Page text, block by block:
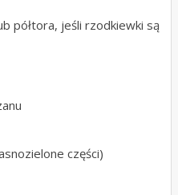
półtora, jeśli rzodkiewki są
części)